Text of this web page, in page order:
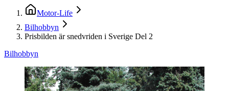
Motor-Life
Bilhobbyn
Prisbilden är snedvriden i Sverige Del 2
Bilhobbyn